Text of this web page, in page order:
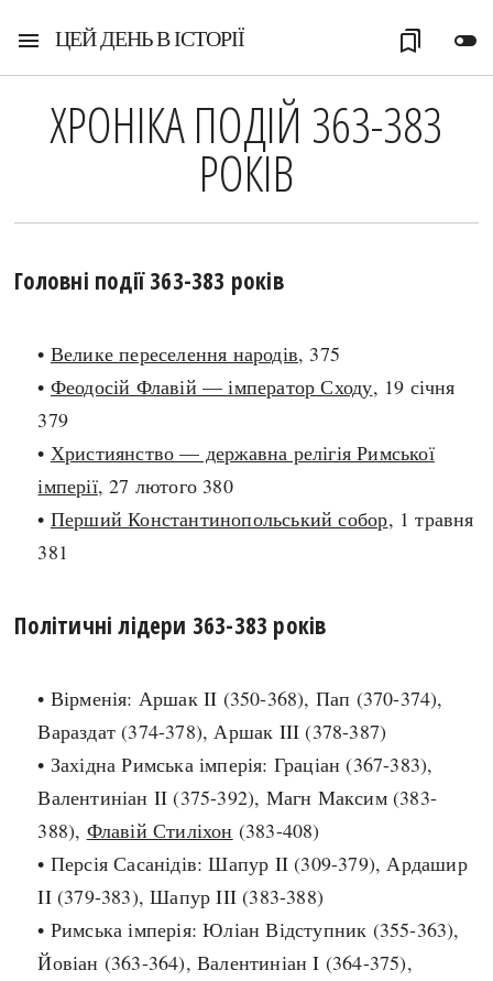
menu ЦЕЙ ДЕНЬ В ІСТОРІЇ toggle_off
bookmarks
ЗАГОЛОВКИ
ПРАВИЛА ЖИТТЯ
ВИ (НЕ) ЗНАЛИ
КРУГЛІ ДАТИ
КАРТИ
НОТА БЕНЕ
ФОТОІСТОРІЇ
ІНФОГРАФІКА
ПРЯМА МОВА
МОЯ ІСТОРІЯ
Рубрики Україна
ХРОНІКА ПОДІЙ 363-383
РОКІВ
Головні події 363-383 років
• Велике переселення народів, 375
• Феодосій Флавій — імператор Сходу, 19 січня
379
• Християнство — державна релігія Римської
імперії, 27 лютого 380
• Перший Константинопольський собор, 1 травня
381
Політичні лідери 363-383 років
• Вірменія: Аршак II (350-368), Пап (370-374),
Вараздат (374-378), Аршак III (378-387)
• Західна Римська імперія: Граціан (367-383),
Валентиніан II (375-392), Магн Максим (383-
388), Флавій Стиліхон (383-408)
• Персія Сасанідів: Шапур II (309-379), Ардашир
II (379-383), Шапур III (383-388)
• Римська імперія: Юліан Відступник (355-363),
Йовіан (363-364), Валентиніан I (364-375),